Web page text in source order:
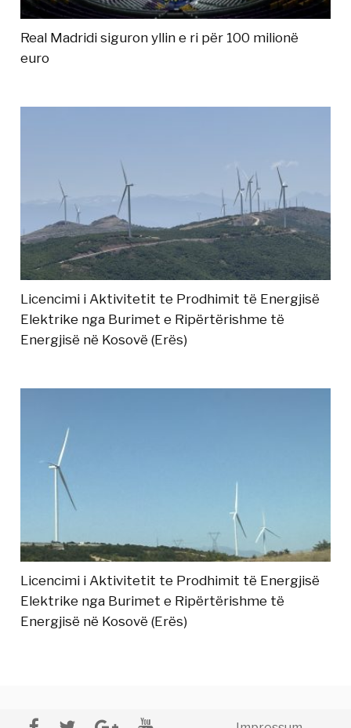
Real Madridi siguron yllin e ri për 100 milionë
euro
Licencimi i Aktivitetit te Prodhimit të Energjisë
Elektrike nga Burimet e Ripërtërishme të
Energjisë në Kosovë (Erës)
Licencimi i Aktivitetit te Prodhimit të Energjisë
Elektrike nga Burimet e Ripërtërishme të
Energjisë në Kosovë (Erës)